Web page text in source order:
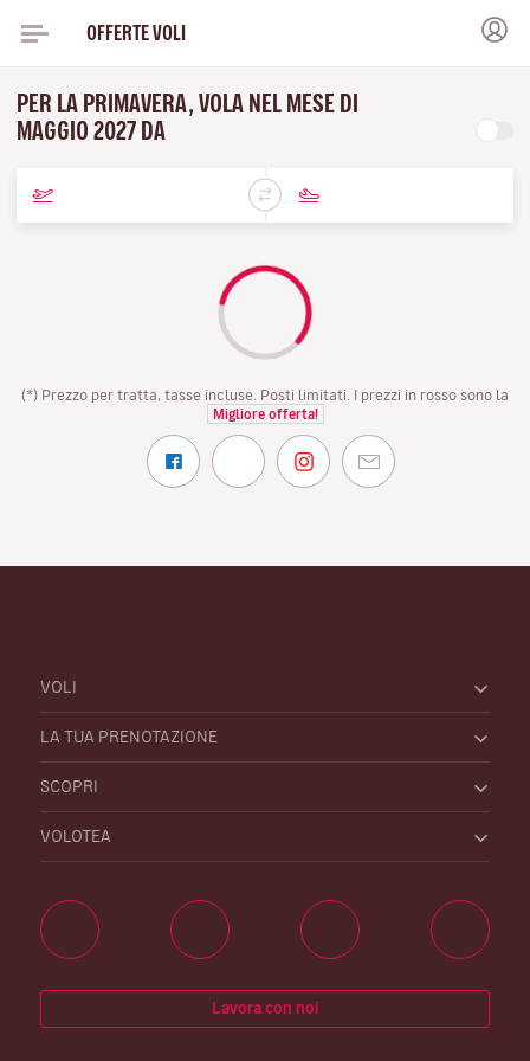
OFFERTE VOLI
PER LA PRIMAVERA, VOLA NEL MESE DI
MAGGIO 2027 DA
(*) Prezzo per tratta, tasse incluse. Posti limitati. I prezzi in rosso sono la
Migliore offerta!
VOLI
LA TUA PRENOTAZIONE
SCOPRI
VOLOTEA
Lavora con noi